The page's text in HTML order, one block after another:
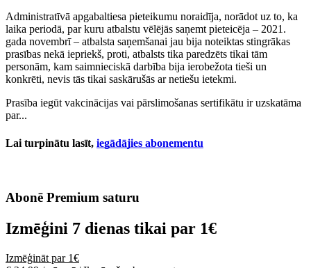
Administratīvā apgabaltiesa pieteikumu noraidīja, norādot uz to, ka
laika periodā, par kuru atbalstu vēlējās saņemt pieteicēja – 2021.
gada novembrī – atbalsta saņemšanai jau bija noteiktas stingrākas
prasības nekā iepriekš, proti, atbalsts tika paredzēts tikai tām
personām, kam saimnieciskā darbība bija ierobežota tieši un
konkrēti, nevis tās tikai saskārušās ar netiešu ietekmi.
Prasība iegūt vakcinācijas vai pārslimošanas sertifikātu ir uzskatāma
par...
Lai turpinātu lasīt, iegādājies abonementu
Abonē Premium saturu
Izmēģini 7 dienas tikai par 1€
Izmēģināt par 1€